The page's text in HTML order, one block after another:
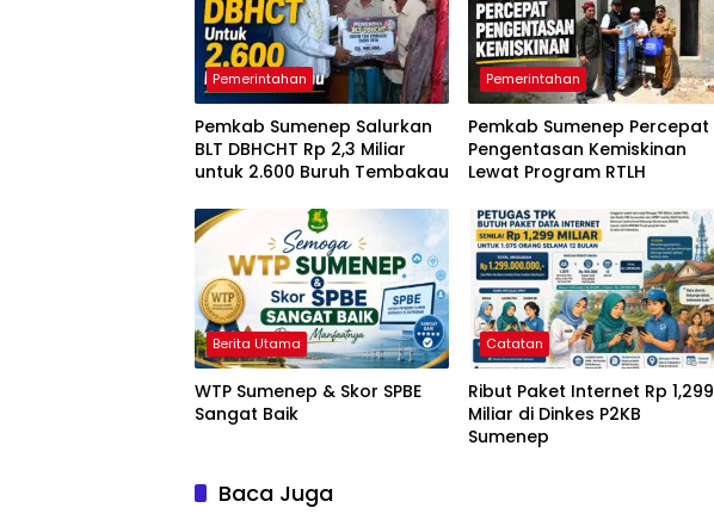
Pemerintahan
Pemkab Sumenep Salurkan
BLT DBHCHT Rp 2,3 Miliar
untuk 2.600 Buruh Tembakau
Pemerintahan
Pemkab Sumenep Percepat
Pengentasan Kemiskinan
Lewat Program RTLH
Berita Utama
WTP Sumenep & Skor SPBE
Sangat Baik
Catatan
Ribut Paket Internet Rp 1,299
Miliar di Dinkes P2KB
Sumenep
Baca Juga